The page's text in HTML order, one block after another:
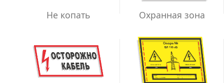
Не копать Охранная зона